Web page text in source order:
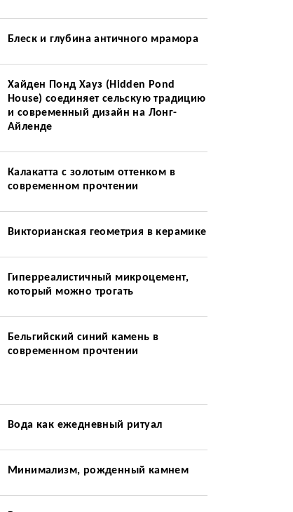
Блеск и глубина античного мрамора
Хайден Понд Хауз (Hidden Pond
House) соединяет сельскую традицию
и современный дизайн на Лонг-
Айленде
Калакатта с золотым оттенком в
современном прочтении
Викторианская геометрия в керамике
Гиперреалистичный микроцемент,
который можно трогать
Бельгийский синий камень в
современном прочтении
Вода как ежедневный ритуал
Минимализм, рожденный камнем